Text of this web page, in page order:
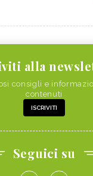
alla
consigli e
contenuti
ISCRIVITI
Seguici su